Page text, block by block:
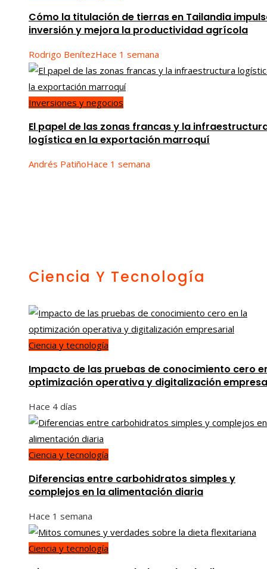
Cómo la titulación de tierras en Tailandia
inversión y mejora la productividad agrícola
Rodrigo BenítezHace 1 semana
Inversiones y negocios
El papel de las zonas francas y la
logística en la exportación marroquí
Andrés PatiñoHace 1 semana
Ciencia Y Tecnología
Ciencia y tecnología
Impacto de las pruebas de conocimiento cero
optimización operativa y digitalización
Hace 4 días
Ciencia y tecnología
Diferencias entre carbohidratos simples y
complejos en la alimentación diaria
Hace 1 semana
Ciencia y tecnología